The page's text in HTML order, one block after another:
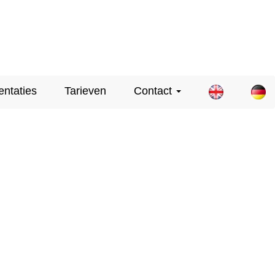
Tarieven Contact